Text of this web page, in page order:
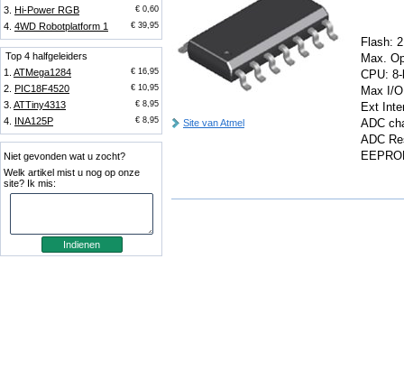
3. Hi-Power RGB € 0,60
4. 4WD Robotplatform 1 € 39,95
Top 4 halfgeleiders
1. ATMega1284 € 16,95
2. PIC18F4520 € 10,95
3. ATTiny4313 € 8,95
4. INA125P € 8,95
Niet gevonden wat u zocht?
Welk artikel mist u nog op onze
site? Ik mis:
Site van Atmel
Flash:
Max.
CPU:
Max I/
Ext
ADC
ADC